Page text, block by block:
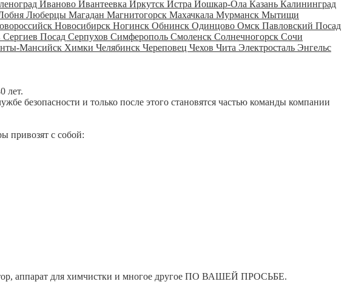
Иваново Ивантеевка Иркутск Истра Йошкар-Ола Казань Калининград
Люберцы Магадан Магнитогорск Махачкала Мурманск Мытищи
Новосибирск Ногинск Обнинск Одинцово Омск Павловский Посад
Сергиев Посад Серпухов Симферополь Смоленск Солнечногорск Сочи
Мансийск Химки Челябинск Череповец Чехов Чита Электросталь Энгельс
лет.
безопасности и только после этого становятся частью команды компании
привозят с собой:
аппарат для химчистки и многое другое ПО ВАШЕЙ ПРОСЬБЕ.